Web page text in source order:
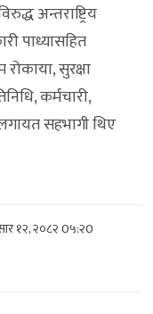
अन्तराष्ट्रिय
पाध्यासहित
सुरक्षा
कर्मचारी,
सहभागी थिए
१२, २०८२0५:२0